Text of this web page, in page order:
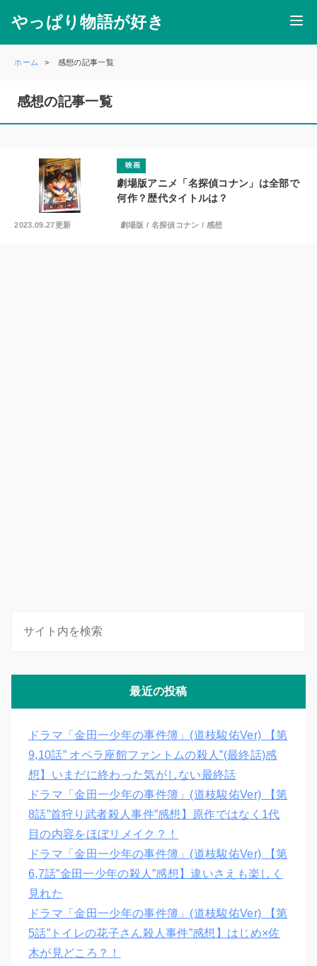
やっぱり物語が好き
ホーム 感想の記事一覧
感想の記事一覧
映画
劇場版アニメ「名探偵コナン」は全部で
何作？歴代タイトルは？
2023.09.27更新 劇場版 / 名探偵コナン / 感想
最近の投稿
ドラマ「金田一少年の事件簿」(道枝駿佑Ver) 【第
9,10話” オペラ座館ファントムの殺人”(最終話)感
想】いまだに終わった気がしない最終話
ドラマ「金田一少年の事件簿」(道枝駿佑Ver) 【第
8話”首狩り武者殺人事件”感想】原作ではなく1代
目の内容をほぼリメイク？！
ドラマ「金田一少年の事件簿」(道枝駿佑Ver) 【第
6,7話”金田一少年の殺人”感想】違いさえも楽しく
見れた
ドラマ「金田一少年の事件簿」(道枝駿佑Ver) 【第
5話”トイレの花子さん殺人事件”感想】はじめ×佐
木が見どころ？！